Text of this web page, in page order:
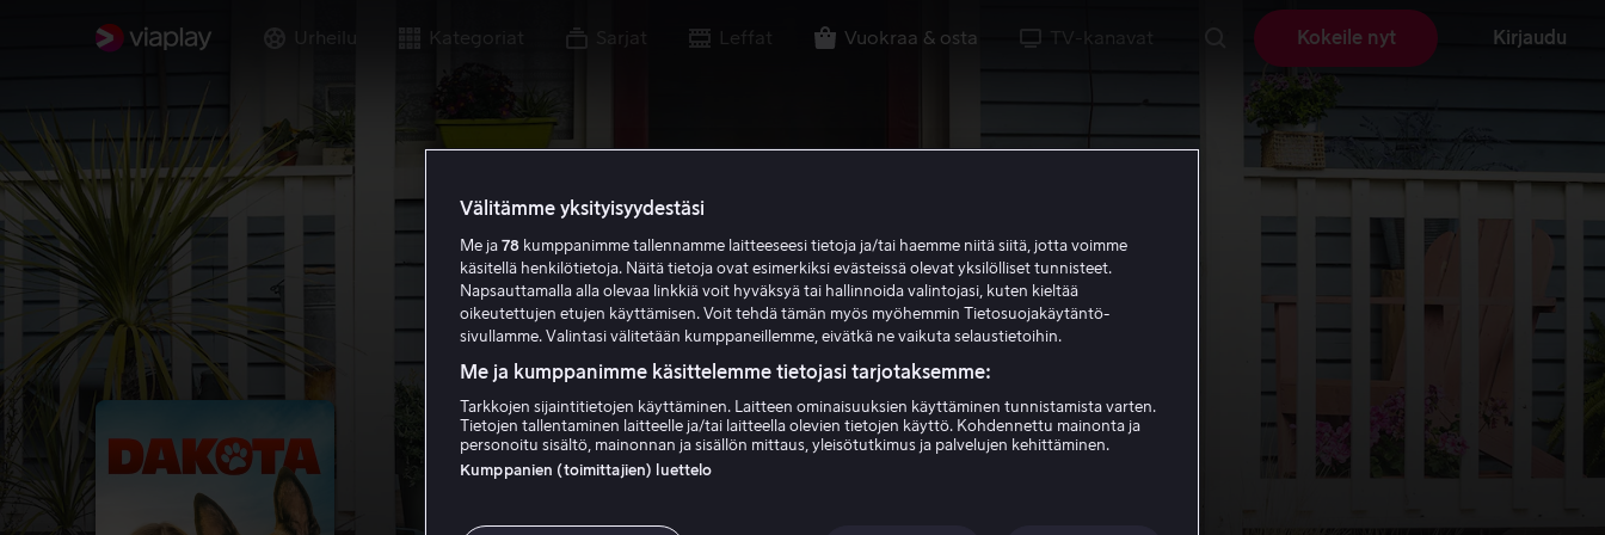
Urheilu Kategoriat Sarjat Leffat Vuokraa & osta TV-kanavat Kokeile nyt Kirjaudu
Välitämme yksityisyydestäsi
Me ja 78 kumppanimme tallennamme laitteeseesi tietoja ja/tai haemme niitä siitä, jotta voimme
käsitellä henkilötietoja. Näitä tietoja ovat esimerkiksi evästeissä olevat yksilölliset tunnisteet.
Napsauttamalla alla olevaa linkkiä voit hyväksyä tai hallinnoida valintojasi, kuten kieltää
oikeutettujen etujen käyttämisen. Voit tehdä tämän myös myöhemmin Tietosuojakäytäntö-
sivullamme. Valintasi välitetään kumppaneillemme, eivätkä ne vaikuta selaustietoihin.
Me ja kumppanimme käsittelemme tietojasi tarjotaksemme:
Tarkkojen sijaintitietojen käyttäminen. Laitteen ominaisuuksien käyttäminen tunnistamista varten.
Tietojen tallentaminen laitteelle ja/tai laitteella olevien tietojen käyttö. Kohdennettu mainonta ja
personoitu sisältö, mainonnan ja sisällön mittaus, yleisötutkimus ja palvelujen kehittäminen.
Kumppanien (toimittajien) luettelo